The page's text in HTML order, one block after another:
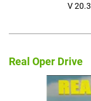
V 20.3
Real Oper Drive